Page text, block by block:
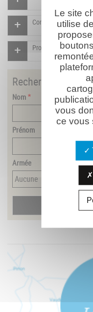
Compléter la fiche
Proposer un
Rechercher un
Nom
Prénom
Armée
Le site
utilise
vous
ce vous